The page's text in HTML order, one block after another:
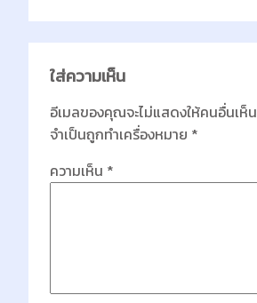
ใส่ความเห็น
อีเมลของคุณจะไม่แสดงให้คนอื่นเห็น
จำเป็นถูกทำเครื่องหมาย *
ความเห็น *